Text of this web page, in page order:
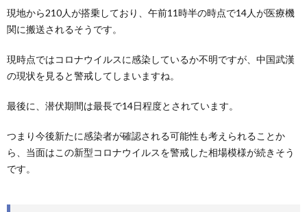
現地から210人が搭乗しており、午前11時半の時点で14人が医療機
関に搬送されるそうです。
現時点ではコロナウイルスに感染しているか不明ですが、中国武漢
の現状を見ると警戒してしまいますね。
最後に、潜伏期間は最長で14日程度とされています。
つまり今後新たに感染者が確認される可能性も考えられることか
ら、当面はこの新型コロナウイルスを警戒した相場模様が続きそう
です。